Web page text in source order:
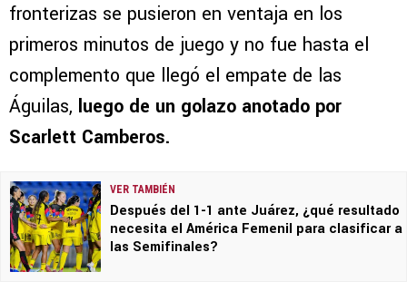
fronterizas se pusieron en ventaja en los
primeros minutos de juego y no fue hasta el
complemento que llegó el empate de las
Águilas, luego de un golazo anotado por
Scarlett Camberos.
VER TAMBIÉN
Después del 1-1 ante Juárez, ¿qué resultado
necesita el América Femenil para clasificar a
las Semifinales?